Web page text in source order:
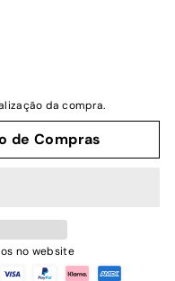
da compra.
de Compras
no website